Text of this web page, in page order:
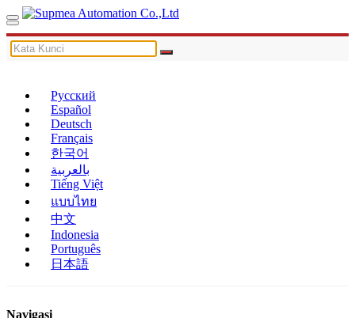
Русский
Español
Deutsch
Français
한국어
بالعربية
Tiếng Việt
แบบไทย
中文
Indonesia
Português
日本語
Navigasi